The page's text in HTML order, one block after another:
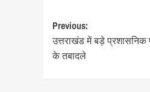
Post
navigation
Previous:
उत्तराखंड में बड़े
के तबादले